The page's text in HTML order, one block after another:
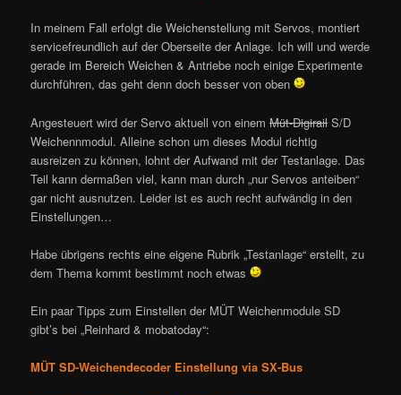
In meinem Fall erfolgt die Weichenstellung mit Servos, montiert
servicefreundlich auf der Oberseite der Anlage. Ich will und werde
gerade im Bereich Weichen & Antriebe noch einige Experimente
durchführen, das geht denn doch besser von oben
Angesteuert wird der Servo aktuell von einemMüt-Digirail S/D
Weichennmodul. Alleine schon um dieses Modul richtig
ausreizen zu können, lohnt der Aufwand mit der Testanlage. Das
Teil kann dermaßen viel, kann man durch „nur Servos anteiben“
gar nicht ausnutzen. Leider ist es auch recht aufwändig in den
Einstellungen…
Habe übrigens rechts eine eigene Rubrik „Testanlage“ erstellt, zu
dem Thema kommt bestimmt noch etwas
Ein paar Tipps zum Einstellen der MÜT Weichenmodule SD
gibt’s bei „Reinhard & mobatoday“:
MÜT SD-Weichendecoder Einstellung via SX-Bus